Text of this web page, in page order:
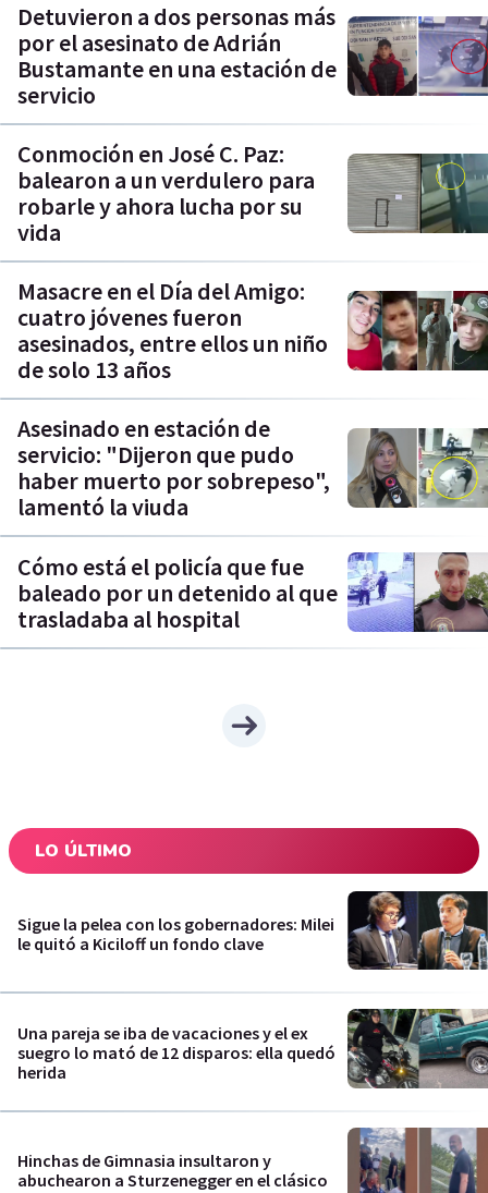
Detuvieron a dos personas más
por el asesinato de Adrián
Bustamante en una estación de
servicio
Conmoción en José C. Paz:
balearon a un verdulero para
robarle y ahora lucha por su
vida
Masacre en el Día del Amigo:
cuatro jóvenes fueron
asesinados, entre ellos un niño
de solo 13 años
Asesinado en estación de
servicio: "Dijeron que pudo
haber muerto por sobrepeso",
lamentó la viuda
Cómo está el policía que fue
baleado por un detenido al que
trasladaba al hospital
LO ÚLTIMO
Sigue la pelea con los gobernadores: Milei
le quitó a Kiciloff un fondo clave
Una pareja se iba de vacaciones y el ex
suegro lo mató de 12 disparos: ella quedó
herida
Hinchas de Gimnasia insultaron y
abuchearon a Sturzenegger en el clásico